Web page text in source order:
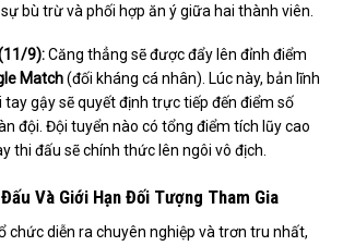
bù trừ và phối hợp ăn ý giữa hai thành viên.
9):Căng thẳng sẽ được đẩy lên đỉnh điểm
Match(đối kháng cá nhân). Lúc này, bản lĩnh
tay gậy sẽ quyết định trực tiếp đến điểm số
đội. Đội tuyển nào có tổng điểm tích lũy cao
thi đấu sẽ chính thức lên ngôi vô địch.
Và Giới Hạn Đối Tượng Tham Gia
chức diễn ra chuyên nghiệp và trơn tru nhất,